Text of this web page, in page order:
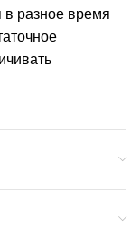
разное время